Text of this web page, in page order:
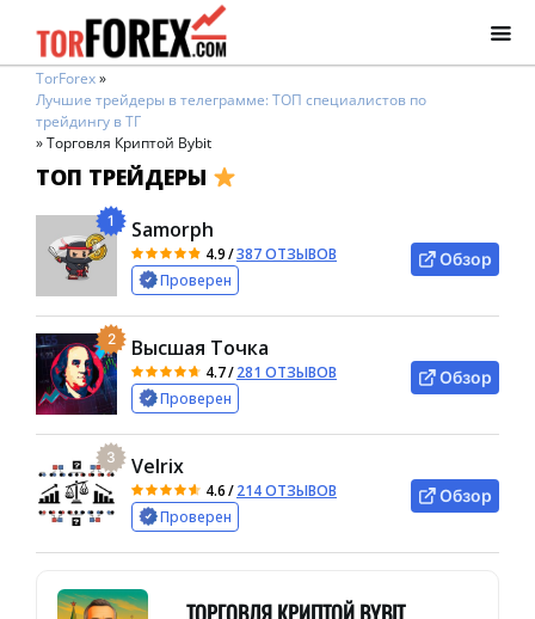
TorForex»
Лучшие трейдеры в телеграмме: ТОП специалистов по
трейдингу в ТГ
»Торговля Криптой Bybit
ТОП ТРЕЙДЕРЫ
1 Samorph
4.9/387 ОТЗЫВОВ
Проверен
Обзор
2 Высшая Точка
4.7/281 ОТЗЫВОВ
Проверен
Обзор
3 Velrix
4.6/214 ОТЗЫВОВ
Проверен
Обзор